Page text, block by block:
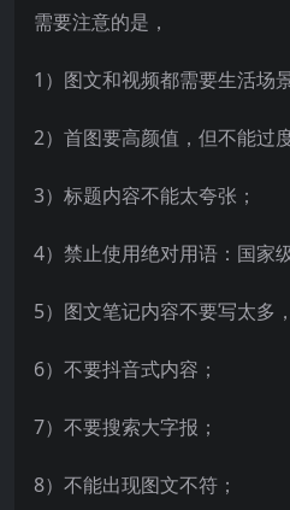
需要注意的是，
1）图文和视频都需要生活场
2）首图要高颜值，但不能过
3）标题内容不能太夸张；
4）禁止使用绝对用语：国家
5）图文笔记内容不要写太多
6）不要抖音式内容；
7）不要搜索大字报；
8）不能出现图文不符；